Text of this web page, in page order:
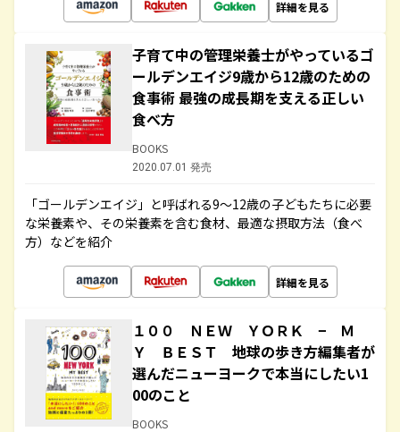
詳細を見る
子育て中の管理栄養士がやっているゴ
ールデンエイジ9歳から12歳のための
食事術 最強の成長期を支える正しい
食べ方
BOOKS
2020.07.01 発売
「ゴールデンエイジ」と呼ばれる9～12歳の子どもたちに必要
な栄養素や、その栄養素を含む食材、最適な摂取方法（食べ
方）などを紹介
詳細を見る
１００ ＮＥＷ ＹＯＲＫ − Ｍ
Ｙ ＢＥＳＴ 地球の歩き方編集者が
選んだニューヨークで本当にしたい1
00のこと
BOOKS